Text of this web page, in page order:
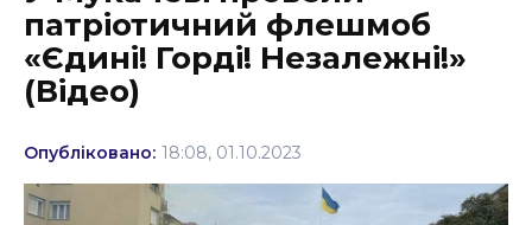
Культура
Освіта
Політика
патріотичний флешмоб
«Єдині! Горді! Незалежні!»
(Відео)
Опубліковано: 18:08, 01.10.2023